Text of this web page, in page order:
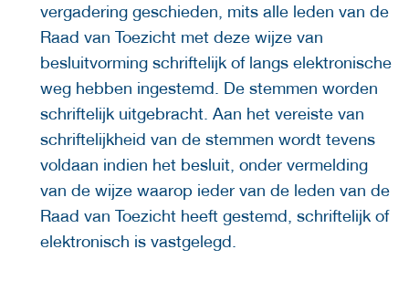
vergadering geschieden, mits alle leden van de
Raad van Toezicht met deze wijze van
besluitvorming schriftelijk of langs elektronische
weg hebben ingestemd. De stemmen worden
schriftelijk uitgebracht. Aan het vereiste van
schriftelijkheid van de stemmen wordt tevens
voldaan indien het besluit, onder vermelding
van de wijze waarop ieder van de leden van de
Raad van Toezicht heeft gestemd, schriftelijk of
elektronisch is vastgelegd.